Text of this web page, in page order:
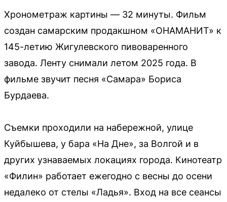
Хронометраж картины — 32 минуты. Фильм
создан самарским продакшном «ОНАМАНИТ» к
145-летию Жигулевского пивоваренного
завода. Ленту снимали летом 2025 года. В
фильме звучит песня «Самара» Бориса
Бурдаева.
Съемки проходили на набережной, улице
Куйбышева, у бара «На Дне», за Волгой и в
других узнаваемых локациях города. Кинотеатр
«Филин» работает ежегодно с весны до осени
недалеко от стелы «Ладья». Вход на все сеансы